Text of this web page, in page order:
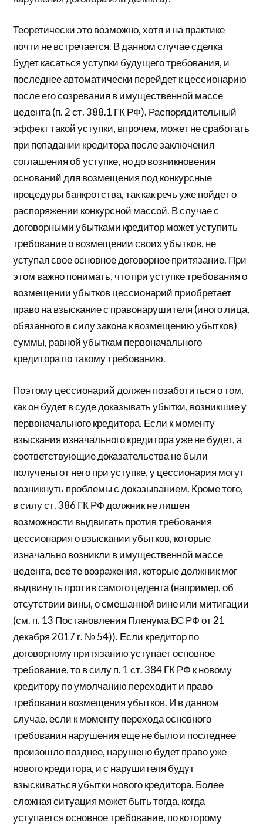
Теоретически это возможно, хотя и на практике
почти не встречается. В данном случае сделка
будет касаться уступки будущего требования, и
последнее автоматически перейдет к цессионарию
после его созревания в имущественной массе
цедента (п. 2 ст. 388.1 ГК РФ). Распорядительный
эффект такой уступки, впрочем, может не сработать
при попадании кредитора после заключения
соглашения об уступке, но до возникновения
оснований для возмещения под конкурсные
процедуры банкротства, так как речь уже пойдет о
распоряжении конкурсной массой. В случае с
договорными убытками кредитор может уступить
требование о возмещении своих убытков, не
уступая свое основное договорное притязание. При
этом важно понимать, что при уступке требования о
возмещении убытков цессионарий приобретает
право на взыскание с правонарушителя (иного лица,
обязанного в силу закона к возмещению убытков)
суммы, равной убыткам первоначального
кредитора по такому требованию.
Поэтому цессионарий должен позаботиться о том,
как он будет в суде доказывать убытки, возникшие у
первоначального кредитора. Если к моменту
взыскания изначального кредитора уже не будет, а
соответствующие доказательства не были
получены от него при уступке, у цессионария могут
возникнуть проблемы с доказыванием. Кроме того,
в силу ст. 386 ГК РФ должник не лишен
возможности выдвигать против требования
цессионария о взыскании убытков, которые
изначально возникли в имущественной массе
цедента, все те возражения, которые должник мог
выдвинуть против самого цедента (например, об
отсутствии вины, о смешанной вине или митигации
(см. п. 13 Постановления Пленума ВС РФ от 21
декабря 2017 г. № 54)). Если кредитор по
договорному притязанию уступает основное
требование, то в силу п. 1 ст. 384 ГК РФ к новому
кредитору по умолчанию переходит и право
требования возмещения убытков. И в данном
случае, если к моменту перехода основного
требования нарушения еще не было и последнее
произошло позднее, нарушено будет право уже
нового кредитора, и с нарушителя будут
взыскиваться убытки нового кредитора. Более
сложная ситуация может быть тогда, когда
уступается основное требование, по которому